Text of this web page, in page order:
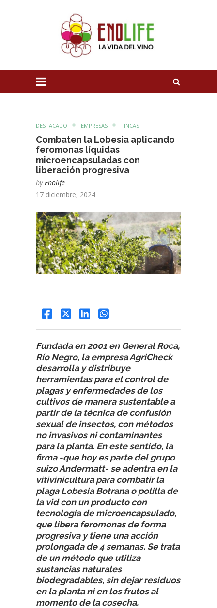
DESTACADO EMPRESAS FINCAS
Combaten la Lobesia aplicando
feromonas líquidas
microencapsuladas con
liberación progresiva
by Enolife
17 diciembre, 2024
Fundada en 2001 en General Roca,
Río Negro, la empresa AgriCheck
desarrolla y distribuye
herramientas para el control de
plagas y enfermedades de los
cultivos de manera sustentable a
partir de la técnica de confusión
sexual de insectos, con métodos
no invasivos ni contaminantes
para la planta. En este sentido, la
firma -que hoy es parte del grupo
suizo Andermatt- se adentra en la
vitivinicultura para combatir la
plaga Lobesia Botrana o polilla de
la vid con un producto con
tecnología de microencapsulado,
que libera feromonas de forma
progresiva y tiene una acción
prolongada de 4 semanas. Se trata
de un método que utiliza
sustancias naturales
biodegradables, sin dejar residuos
en la planta ni en los frutos al
momento de la cosecha.